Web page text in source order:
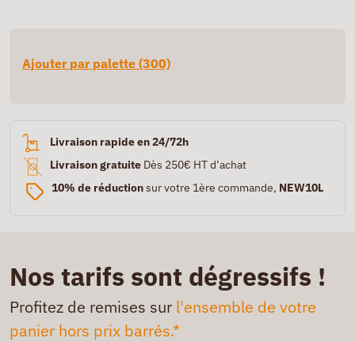
Ajouter par palette (300)
Livraison rapide en 24/72h
Livraison gratuite Dès 250€ HT d’achat
10% de réductionsur votre 1ère commande, NEW10L
Nos tarifs sont dégressifs !
Profitez de remises sur l'ensemble de votre
panier hors prix barrés.*